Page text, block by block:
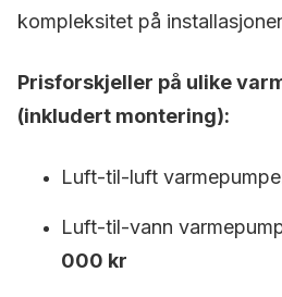
kompleksitet på
Prisforskjeller på ulike
(inkludert montering):
Luft-til-luft
Luft-til-vann
000 kr